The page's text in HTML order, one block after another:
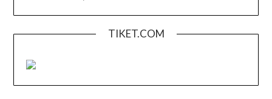
TIKET.COM